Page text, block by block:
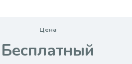
Цена
Бесплатный